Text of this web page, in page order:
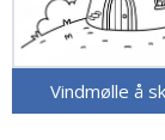
Vindmølle å